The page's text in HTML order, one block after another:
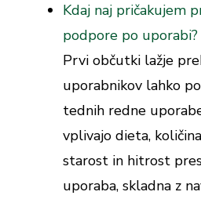
Kdaj naj pričakujem
podpore po uporabi?
Prvi občutki lažje
uporabnikov lahko
tednih redne
vplivajo dieta,
starost in hitrost
uporaba, skladna z